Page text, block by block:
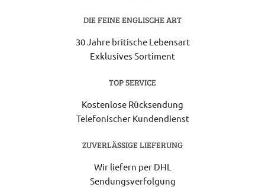
DIE FEINE ENGLISCHE ART
30 Jahre britische Lebensart
Exklusives Sortiment
TOP SERVICE
Kostenlose Rücksendung
Telefonischer Kundendienst
ZUVERLÄSSIGE LIEFERUNG
Wir liefern per DHL
Sendungsverfolgung